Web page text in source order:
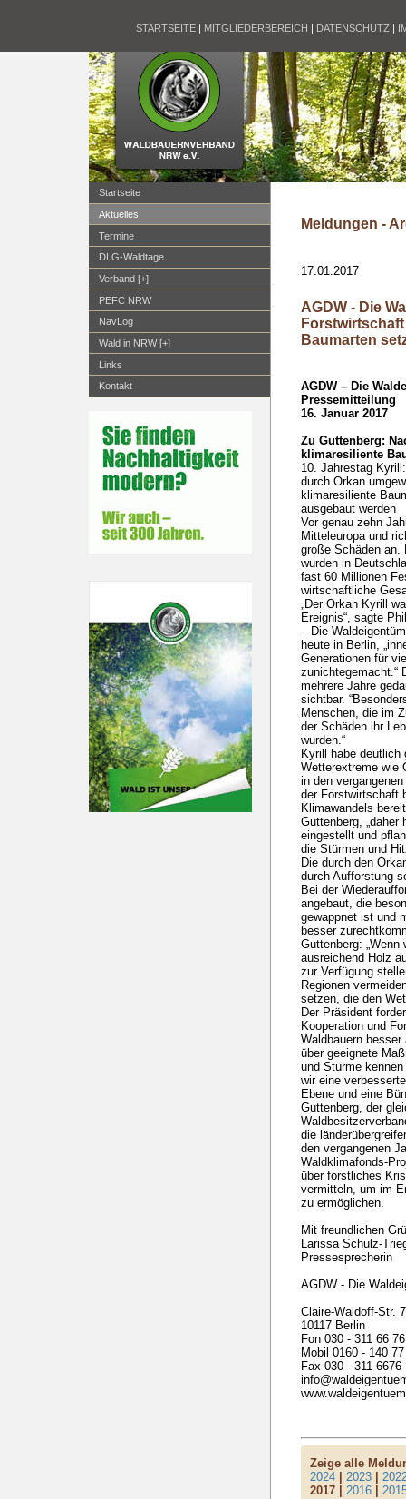
STARTSEITE | MITGLIEDERBEREICH | DATENSCHUTZ |
Startseite
Aktuelles
Termine
DLG-Waldtage
Verband [+]
PEFC NRW
NavLog
Wald in NRW [+]
Links
Kontakt
Meldungen -
17.01.2017
AGDW - Die
Baumarten
AGDW – Die
Pressemitteilung
16. Januar 2017
Zu Guttenberg:
klimaresiliente
10. Jahrestag
durch Orkan
klimaresiliente
ausgebaut werden
Vor genau zehn
Mitteleuropa und
große Schäden an.
wurden in
fast 60 Millionen
wirtschaftliche
„Der Orkan Kyrill
Ereignis“, sagte
– Die
heute in Berlin,
Generationen für
zunichtegemacht.“
mehrere Jahre
sichtbar.
Menschen, die im
der Schäden ihr
wurden.“
Kyrill habe
Wetterextreme wie
in den
der Forstwirtschaft
Klimawandels
Guttenberg, „daher
eingestellt und
die Stürmen und
Die durch den
durch Aufforstung
Bei der
angebaut, die
gewappnet ist und
besser
Guttenberg:
ausreichend Holz
zur Verfügung
Regionen
setzen, die den
Der Präsident
Kooperation und
Waldbauern
über geeignete
und Stürme
wir eine
Ebene und eine
Guttenberg, der
die
den vergangenen
Waldklimafonds-
über forstliches
vermitteln, um im
zu ermöglichen.
Mit freundlichen
Larissa Schulz-
Pressesprecherin
AGDW - Die
Claire-Waldoff-Str. 7
10117 Berlin
Fon 030 - 311 66
Mobil 0160 - 140
Fax 030 - 311 6676
Zeige alle
2024 |2023 |
2017 |2016 |